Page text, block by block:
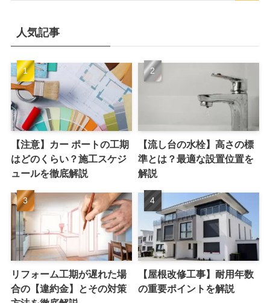
人気記事
【注意】カー ポートの工期
はどのくらい？施工スケジ
ュールを徹底解説
【流し台の水栓】高さの標
準とは？最適な設置位置を
解説
リフォーム工期が遅れた場
合の【違約金】とその対策
【屋根改修工事】耐用年数
の重要ポイントを解説